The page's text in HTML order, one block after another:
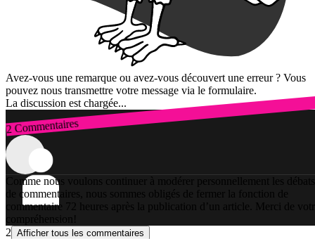
Avez-vous une remarque ou avez-vous découvert une erreur ? Vous
pouvez nous transmettre votre message via le formulaire.
La discussion est chargée...
2 Commentaires
Connexion
Comme nous voulons continuer à modérer personnellement les débats
de commentaires, nous sommes obligés de fermer la fonction de
commentaire 72 heures après la publication d’un article. Merci de
compréhension!
2 Afficher tous les commentaires